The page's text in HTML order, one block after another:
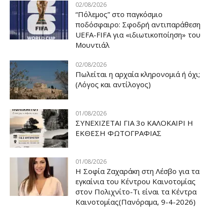
02/08/2026
“Πόλεμος” στο παγκόσμιο
ποδόσφαιρο: Σφοδρή αντιπαράθεση
UEFA-FIFA για «ιδιωτικοποίηση» του
Μουντιάλ
02/08/2026
Πωλείται η αρχαία κληρονομιά ή όχι;
(Λόγος και αντίλογος)
01/08/2026
ΣΥΝΕΧΙΖΕΤΑΙ ΓΙΑ 3ο ΚΑΛΟΚΑΙΡΙ Η
ΕΚΘΕΣΗ ΦΩΤΟΓΡΑΦΙΑΣ
01/08/2026
Η Σοφία Ζαχαράκη στη Λέσβο για τα
εγκαίνια του Κέντρου Καινοτομίας
στον Πολιχνίτο-Τι είναι τα Κέντρα
Καινοτομίας(Πανόραμα, 9-4-2026)